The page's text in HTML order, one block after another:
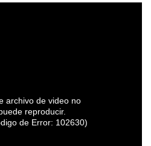
archivo de video no
reproducir.
de Error: 102630)